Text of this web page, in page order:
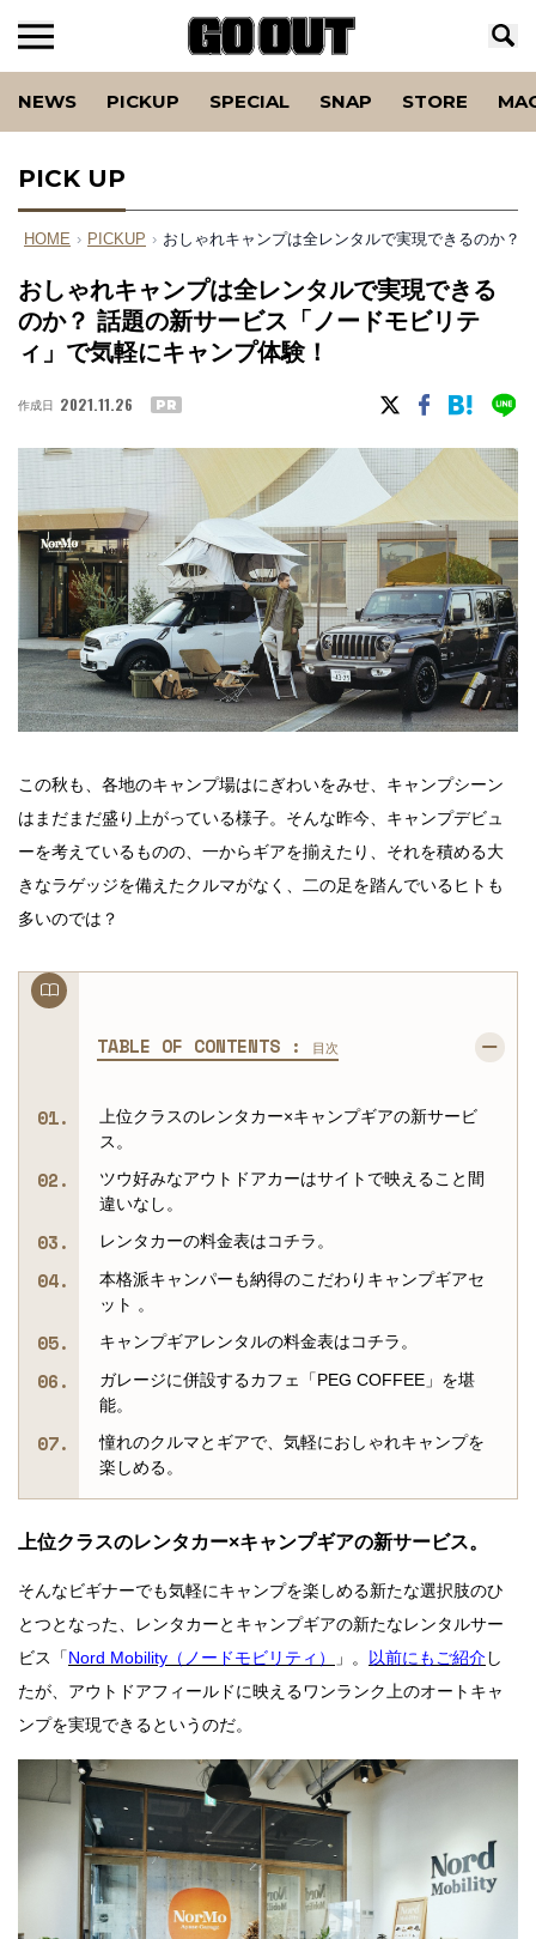
NEWS PICKUP SPECIAL SNAP STORE
PICK UP
HOME › PICKUP › おしゃれキャンプは全レンタルで実現できるのか？
おしゃれキャンプは全レンタルで実現できる
のか？ 話題の新サービス「ノードモビリテ
ィ」で気軽にキャンプ体験！
作成日 2021.11.26 PR
この秋も、各地のキャンプ場はにぎわいをみせ、キャンプシーン
はまだまだ盛り上がっている様子。そんな昨今、キャンプデビュ
ーを考えているものの、一からギアを揃えたり、それを積める大
きなラゲッジを備えたクルマがなく、二の足を踏んでいるヒトも
多いのでは？
TABLE OF CONTENTS : 目次
上位クラスのレンタカー×キャンプギアの新サービ
ス。
ツウ好みなアウトドアカーはサイトで映えること間
違いなし。
レンタカーの料金表はコチラ。
本格派キャンパーも納得のこだわりキャンプギアセ
ット 。
キャンプギアレンタルの料金表はコチラ。
ガレージに併設するカフェ「PEG COFFEE」を堪
能。
憧れのクルマとギアで、気軽におしゃれキャンプを
楽しめる。
上位クラスのレンタカー×キャンプギアの新サービス。
そんなビギナーでも気軽にキャンプを楽しめる新たな選択肢のひ
とつとなった、レンタカーとキャンプギアの新たなレンタルサー
ビス「Nord Mobility（ノードモビリティ） 」。 以前にもご紹介し
たが、アウトドアフィールドに映えるワンランク上のオートキャ
ンプを実現できるというのだ。